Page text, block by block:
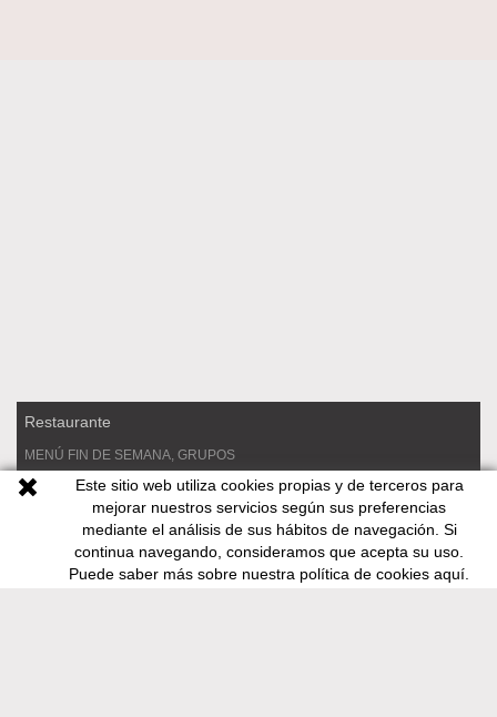
Restaurante
MENÚ FIN DE SEMANA, GRUPOS
RESERVAS
COMIDA PARA LLEVAR
VACACIONES
Este sitio web utiliza cookies propias y de terceros para
mejorar nuestros servicios según sus preferencias
mediante el análisis de sus hábitos de navegación. Si
continua navegando, consideramos que acepta su uso.
Puede saber más sobre nuestra política de cookiesaquí